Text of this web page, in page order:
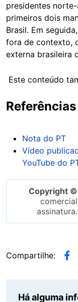
presidentes
primeiros dois
Brasil. Em
fora de contexto,
externa brasileira
Este conteúdo
Referências
Nota do PT
Vídeo
YouTube do
Copyright ©
Compartilhe:
Há alguma